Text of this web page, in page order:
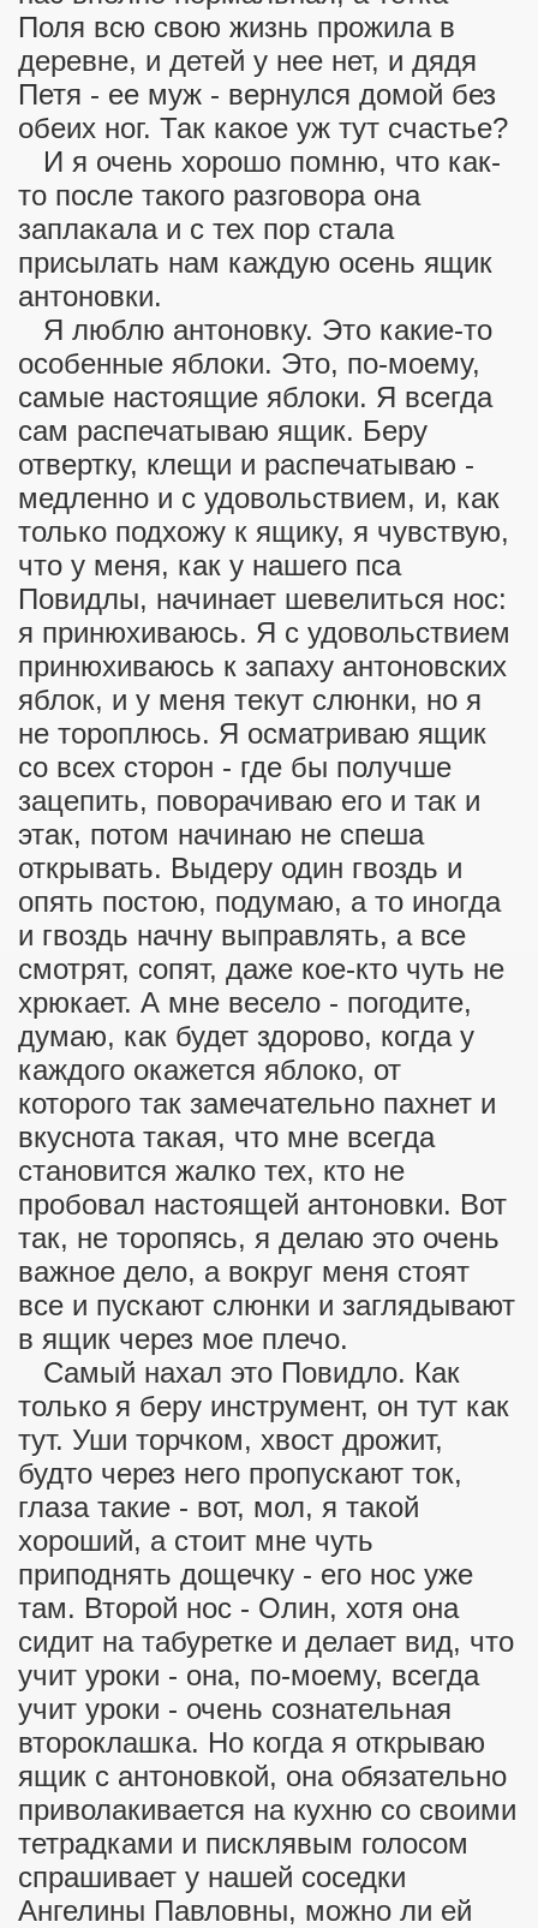
Поля всю свою жизнь прожила в
деревне, и детей у нее нет, и дядя
Петя - ее муж - вернулся домой без
обеих ног. Так какое уж тут счастье?
И я очень хорошо помню, что как-
то после такого разговора она
заплакала и с тех пор стала
присылать нам каждую осень ящик
антоновки.
Я люблю антоновку. Это какие-то
особенные яблоки. Это, по-моему,
самые настоящие яблоки. Я всегда
сам распечатываю ящик. Беру
отвертку, клещи и распечатываю -
медленно и с удовольствием, и, как
только подхожу к ящику, я чувствую,
что у меня, как у нашего пса
Повидлы, начинает шевелиться нос:
я принюхиваюсь. Я с удовольствием
принюхиваюсь к запаху антоновских
яблок, и у меня текут слюнки, но я
не тороплюсь. Я осматриваю ящик
со всех сторон - где бы получше
зацепить, поворачиваю его и так и
этак, потом начинаю не спеша
открывать. Выдеру один гвоздь и
опять постою, подумаю, а то иногда
и гвоздь начну выправлять, а все
смотрят, сопят, даже кое-кто чуть не
хрюкает. А мне весело - погодите,
думаю, как будет здорово, когда у
каждого окажется яблоко, от
которого так замечательно пахнет и
вкуснота такая, что мне всегда
становится жалко тех, кто не
пробовал настоящей антоновки. Вот
так, не торопясь, я делаю это очень
важное дело, а вокруг меня стоят
все и пускают слюнки и заглядывают
в ящик через мое плечо.
Самый нахал это Повидло. Как
только я беру инструмент, он тут как
тут. Уши торчком, хвост дрожит,
будто через него пропускают ток,
глаза такие - вот, мол, я такой
хороший, а стоит мне чуть
приподнять дощечку - его нос уже
там. Второй нос - Олин, хотя она
сидит на табуретке и делает вид, что
учит уроки - она, по-моему, всегда
учит уроки - очень сознательная
второклашка. Но когда я открываю
ящик с антоновкой, она обязательно
приволакивается на кухню со своими
тетрадками и писклявым голосом
спрашивает у нашей соседки
Ангелины Павловны, можно ли ей